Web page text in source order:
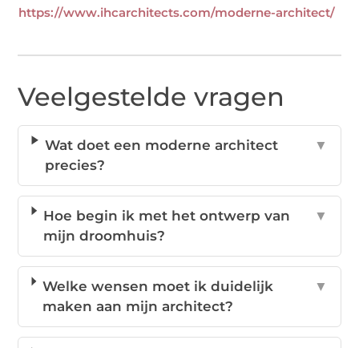
https://www.ihcarchitects.com/moderne-architect/
Veelgestelde vragen
Wat doet een moderne architect
precies?
▼
Hoe begin ik met het ontwerp van
mijn droomhuis?
▼
Welke wensen moet ik duidelijk
maken aan mijn architect?
▼